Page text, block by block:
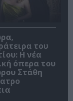
του
Η νέα
όπερα του
Στάθη